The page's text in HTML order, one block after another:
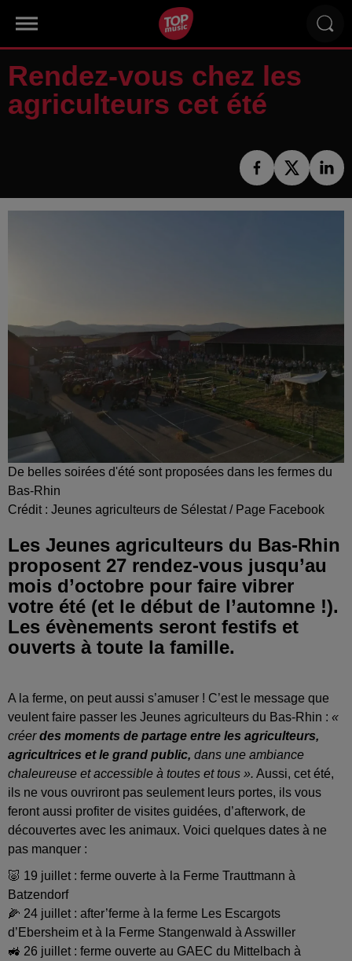
Rendez-vous chez les
agriculteurs cet été
De belles soirées d'été sont proposées dans les fermes du
Bas-Rhin
Crédit : Jeunes agriculteurs de Sélestat / Page Facebook
Les Jeunes agriculteurs du Bas-Rhin
proposent 27 rendez-vous jusqu’au
mois d’octobre pour faire vibrer
votre été (et le début de l’automne !).
Les évènements seront festifs et
ouverts à toute la famille.
A la ferme, on peut aussi s’amuser ! C’est le message que
veulent faire passer les Jeunes agriculteurs du Bas-Rhin : «
créerdes moments de partage entre les agriculteurs,
agricultrices et le grand public, dans une ambiance
chaleureuse et accessible à toutes et tous ». Aussi, cet été,
ils ne vous ouvriront pas seulement leurs portes, ils vous
feront aussi profiter de visites guidées, d’afterwork, de
découvertes avec les animaux. Voici quelques dates à ne
pas manquer :
🐷 19 juillet : ferme ouverte à la Ferme Trauttmann à
Batzendorf
🌽 24 juillet : after’ferme à la ferme Les Escargots
d’Ebersheim et à la Ferme Stangenwald à Asswiller
🚜 26 juillet : ferme ouverte au GAEC du Mittelbach à